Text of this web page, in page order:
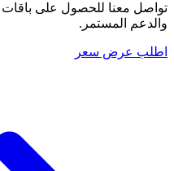
تواصل معنا للحصول على باقات
والدعم المستمر.
اطلب عرض سعر